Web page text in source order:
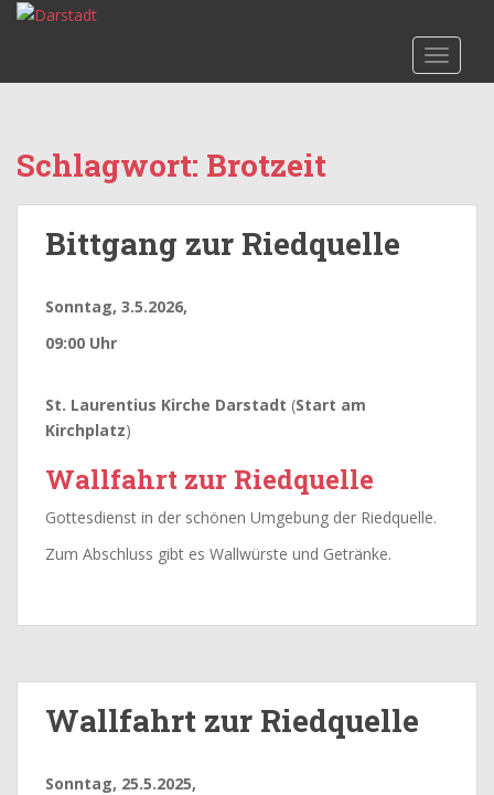
p
Schlagwort: Brotzeit
Bittgang zur Riedquelle
Sonntag, 3.5.2026,
09:00 Uhr
St. Laurentius Kirche Darstadt (Start am
Kirchplatz)
Wallfahrt zur Riedquelle
Gottesdienst in der schönen Umgebung der Riedquelle.
Zum Abschluss gibt es Wallwürste und Getränke.
Wallfahrt zur Riedquelle
Sonntag, 25.5.2025,